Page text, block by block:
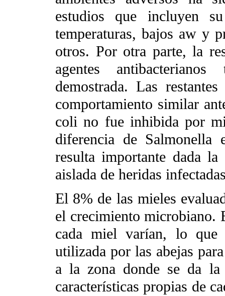
estudios que incluyen
temperaturas, bajos aw y
otros. Por otra parte, la
agentes
demostrada. Las
comportamiento similar
coli no fue inhibida por
diferencia de Salmonella
resulta importante dada
aislada de heridas
El 8% de las mieles
el crecimiento microbiano.
cada miel varían, lo que
utilizada por las abejas
a la zona donde se da
características propias de